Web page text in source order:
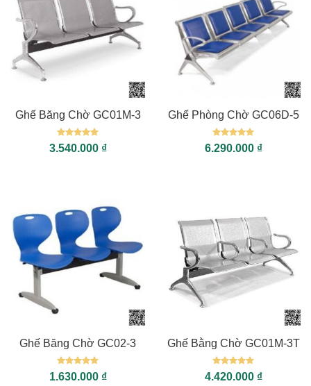
Ghế Băng Chờ GC01M-3
Được xếp
hạng55
3.540.000 ₫
Ghế Phòng Chờ GC06D-5
Được xếp
hạng55
6.290.000 ₫
Ghế Băng Chờ GC02-3
Được xếp
hạng55
1.630.000 ₫
Ghế Bằng Chờ GC01M-3T
Được xếp
hạng55
4.420.000 ₫